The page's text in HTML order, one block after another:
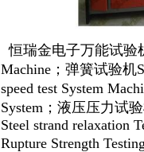
恒瑞金电子万能试验
Machine； 弹簧试验机
speed test System
System； 液压压力试
Steel strand relaxation
Rupture Strength